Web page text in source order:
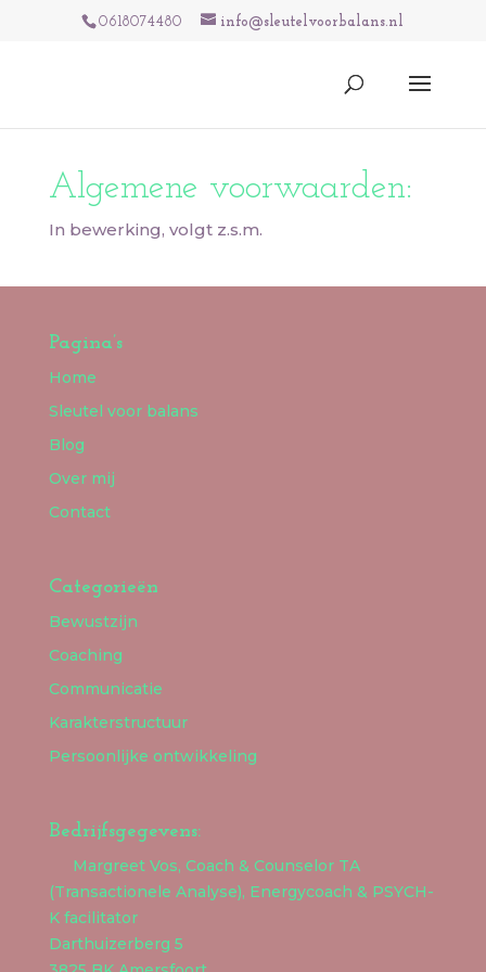
0618074480 info@sleutelvoorbalans.nl
Algemene voorwaarden:
In bewerking, volgt z.s.m.
Pagina’s
Home
Sleutel voor balans
Blog
Over mij
Contact
Categorieën
Bewustzijn
Coaching
Communicatie
Karakterstructuur
Persoonlijke ontwikkeling
Bedrijfsgegevens:
Margreet Vos, Coach & Counselor TA
(Transactionele Analyse), Energycoach & PSYCH-
K facilitator
Darthuizerberg 5